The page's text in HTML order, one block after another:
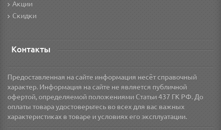
Акции
Скидки
Контакты
Предоставленная на сайте информация несёт справочный
характер. Информация на сайте не является публичной
офертой, определяемой положениями Статьи 437 ГК РФ. До
оплаты товара удостоверьтесь во всех для вас важных
характеристиках в товаре и условиях его эксплуатации.